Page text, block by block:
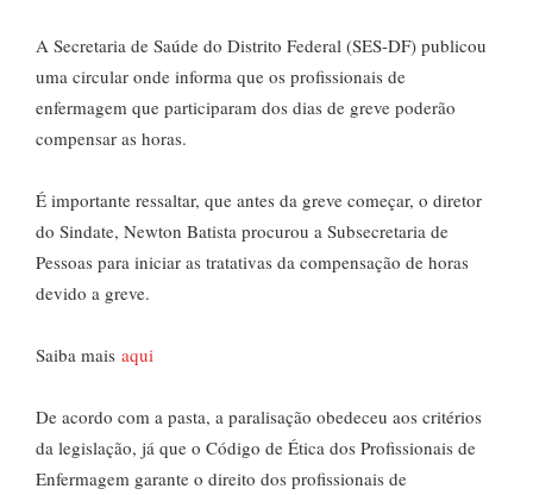
A Secretaria de Saúde do Distrito Federal (SES-DF) publicou
uma circular onde informa que os profissionais de
enfermagem que participaram dos dias de greve poderão
compensar as horas.
É importante ressaltar, que antes da greve começar, o diretor
do Sindate, Newton Batista procurou a Subsecretaria de
Pessoas para iniciar as tratativas da compensação de horas
devido a greve.
Saiba mais aqui
De acordo com a pasta, a paralisação obedeceu aos critérios
da legislação, já que o Código de Ética dos Profissionais de
Enfermagem garante o direito dos profissionais de